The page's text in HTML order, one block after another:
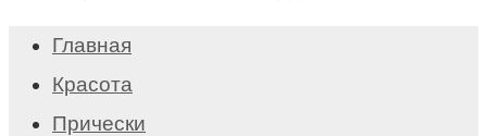
Главная
Красота
Прически